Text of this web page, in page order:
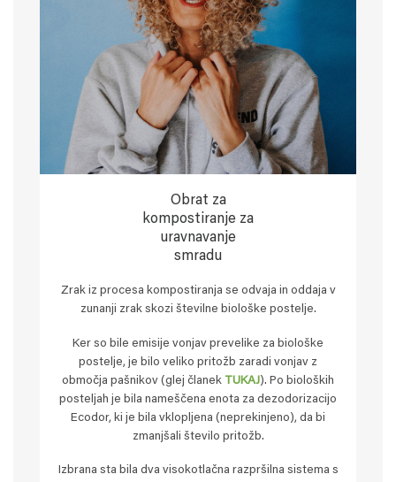
Obrat za
kompostiranje za
uravnavanje
smradu
Zrak iz procesa kompostiranja se odvaja in oddaja v
zunanji zrak skozi številne biološke postelje.
Ker so bile emisije vonjav prevelike za biološke
postelje, je bilo veliko pritožb zaradi vonjav z
območja pašnikov (glej članek TUKAJ). Po bioloških
posteljah je bila nameščena enota za dezodorizacijo
Ecodor, ki je bila vklopljena (neprekinjeno), da bi
zmanjšali število pritožb.
Izbrana sta bila dva visokotlačna razpršilna sistema s